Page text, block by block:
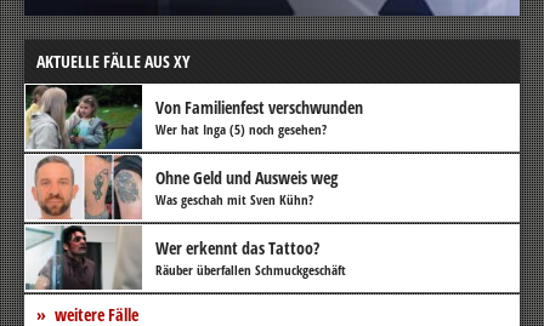
AKTUELLE FÄLLE AUS XY
Von Familienfest verschwunden
Wer hat Inga (5) noch gesehen?
Ohne Geld und Ausweis weg
Was geschah mit Sven Kühn?
Wer erkennt das Tattoo?
Räuber überfallen Schmuckgeschäft
weitere Fälle